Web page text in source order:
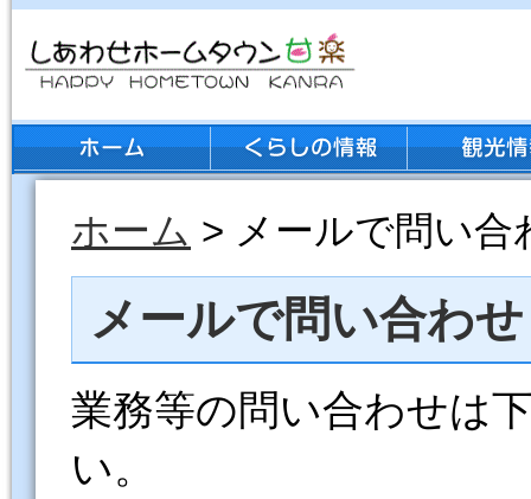
ホーム > メールで問い合
メールで問い合わせ
業務等の問い合わせは
い。